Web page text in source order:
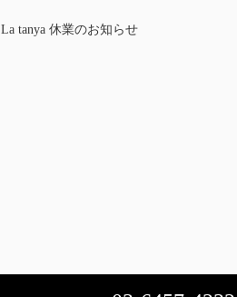
La tanya 休業のお知らせ